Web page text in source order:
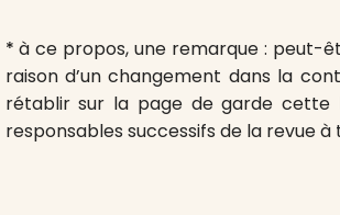
* à ce propos, une remarque : peut-
raison d’un changement dans la
rétablir sur la page de garde cette
responsables successifs de la revue